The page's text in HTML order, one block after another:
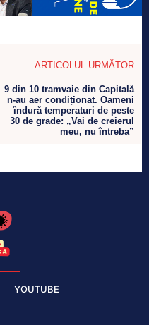
ARTICOLUL URMĂTOR
9 din 10 tramvaie din Capitală
n-au aer condiționat. Oameni
îndură temperaturi de peste
30 de grade: „Vai de creierul
meu, nu întreba”
YOUTUBE